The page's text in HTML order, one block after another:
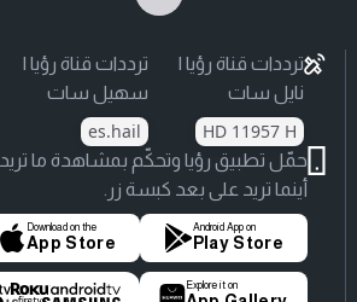
ترددات قناة رؤيا |
نايل سات
HD 11957 H
ترددات قناة رؤيا |
سهيل سات
es.hail
حمّل تطبيق رؤيا وتحكّم بمشاهدة ما تريد
أينما تريد على بعد كبسة زر.
Android App on
Play Store
Download on the
App Store
Explore it on